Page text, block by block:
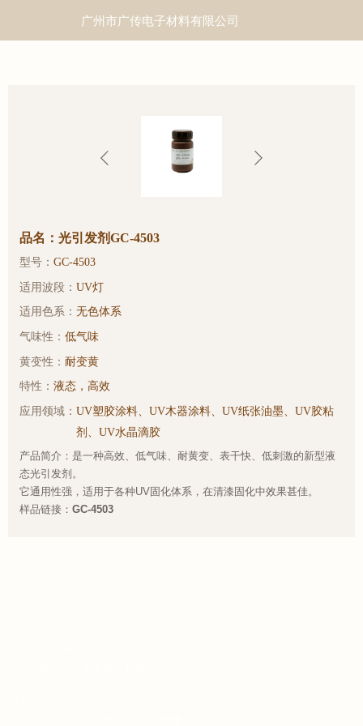
广州市广传电子材料有限公司
品名：光引发剂GC-4503
型号：GC-4503
适用波段：UV灯
适用色系：无色体系
气味性：低气味
黄变性：耐变黄
特性：液态，高效
应用领域：UV塑胶涂料、UV木器涂料、UV纸张油墨、UV胶粘
剂、UV水晶滴胶
产品简介：是一种高效、低气味、耐黄变、表干快、低刺激的新型液
态光引发剂。
它通用性强，适用于各种UV固化体系，在清漆固化中效果甚佳。
样品链接：GC-4503